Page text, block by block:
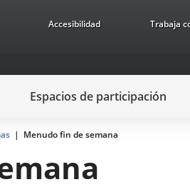
Accesibilidad Trabaja
Espacios de participación
Menudo fin de semana